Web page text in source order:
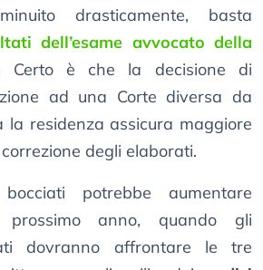
drasticamente, basta
dell’esame avvocato della
Certo è che la decisione di
ad una Corte diversa da
la residenza assicura maggiore
degli elaborati.
potrebbe aumentare
prossimo anno, quando gli
dovranno affrontare le tre